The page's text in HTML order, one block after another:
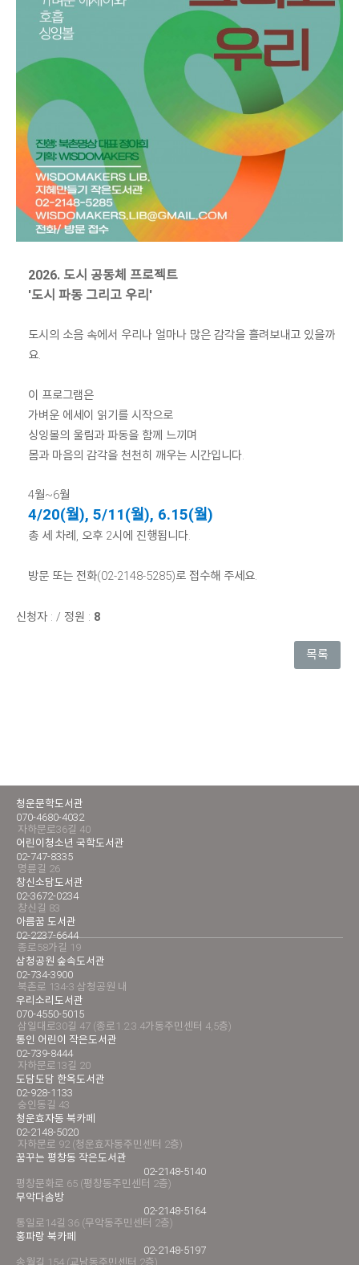
2026. 도시 공동체 프로젝트
'도시 파동 그리고 우리'
도시의 소음 속에서 우리나 얼마나 많은 감각을 흘려보내고 있을까
요.
이 프로그램은
가벼운 에세이 읽기를 시작으로
싱잉볼의 울림과 파동을 함께 느끼며
몸과 마음의 감각을 천천히 깨우는 시간입니다.
4월~6월
4/20(월), 5/11(월), 6.15(월)
총 세 차례, 오후 2시에 진행됩니다.
방문 또는 전화(02-2148-5285)로 접수해 주세요.
신청자 : / 정원 : 8
목록
청운문학도서관
070-4680-4032
자하문로36길 40
어린이청소년 국학도서관
02-747-8335
명륜길 26
창신소담도서관
02-3672-0234
창신길 83
아름꿈 도서관
02-2237-6644
종로58가길 19
삼청공원 숲속도서관
02-734-3900
북촌로 134-3 삼청공원 내
우리소리도서관
070-4550-5015
삼일대로30길 47 (종로1.2.3.4가동주민센터 4,5층)
통인 어린이 작은도서관
02-739-8444
자하문로13길 20
도담도담 한옥도서관
02-928-1133
숭인동길 43
청운효자동 북카페
02-2148-5020
자하문로 92 (청운효자동주민센터 2층)
꿈꾸는 평창동 작은도서관
02-2148-5140
평창문화로 65 (평창동주민센터 2층)
무악다솜방
02-2148-5164
통일로14길 36 (무악동주민센터 2층)
홍파랑 북카페
02-2148-5197
송월길 154 (교남동주민센터 2층)